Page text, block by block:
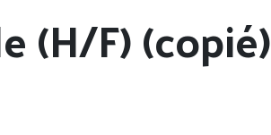
(H/F) (copié)